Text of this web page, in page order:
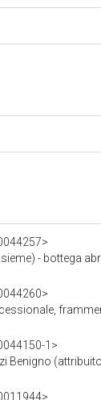
- bottega
1>
Benigno